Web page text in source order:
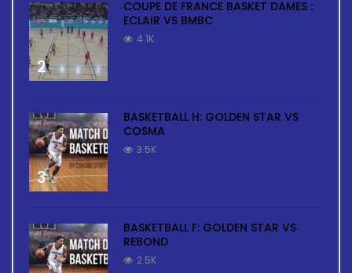
2
COUPE DE FRANCE BASKET DAMES :
ECLAIR VS BMBC
4.1K
3
BASKETBALL H: GOLDEN STAR VS
COSMA
3.5K
BASKETBALL F: GOLDEN STAR VS
REBOND
2.5K